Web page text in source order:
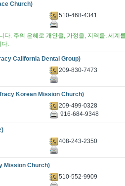
Church)
510-468-4341
다. 주의 은혜로 개인을, 가정을, 지역을, 세계
다.
California Dental Group)
209-830-7473
Korean Mission Church)
209-499-0328
916-684-9348
408-243-2350
Mission Church)
510-552-9909